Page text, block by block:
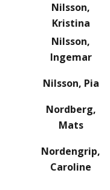
Nilsson,
Kristina
Nilsson,
Ingemar
Nilsson, Pia
Nordberg,
Mats
Nordengrip,
Caroline